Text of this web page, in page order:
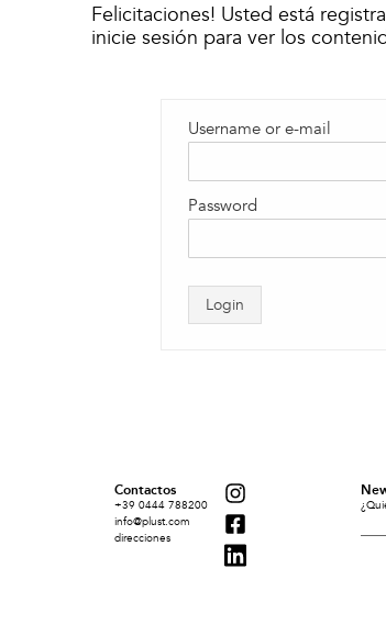
Felicitaciones! Usted está
inicie sesión para ver los
Username or e-mail
Password
Login
Contactos
+39 0444 788200
info@plust.com
direcciones